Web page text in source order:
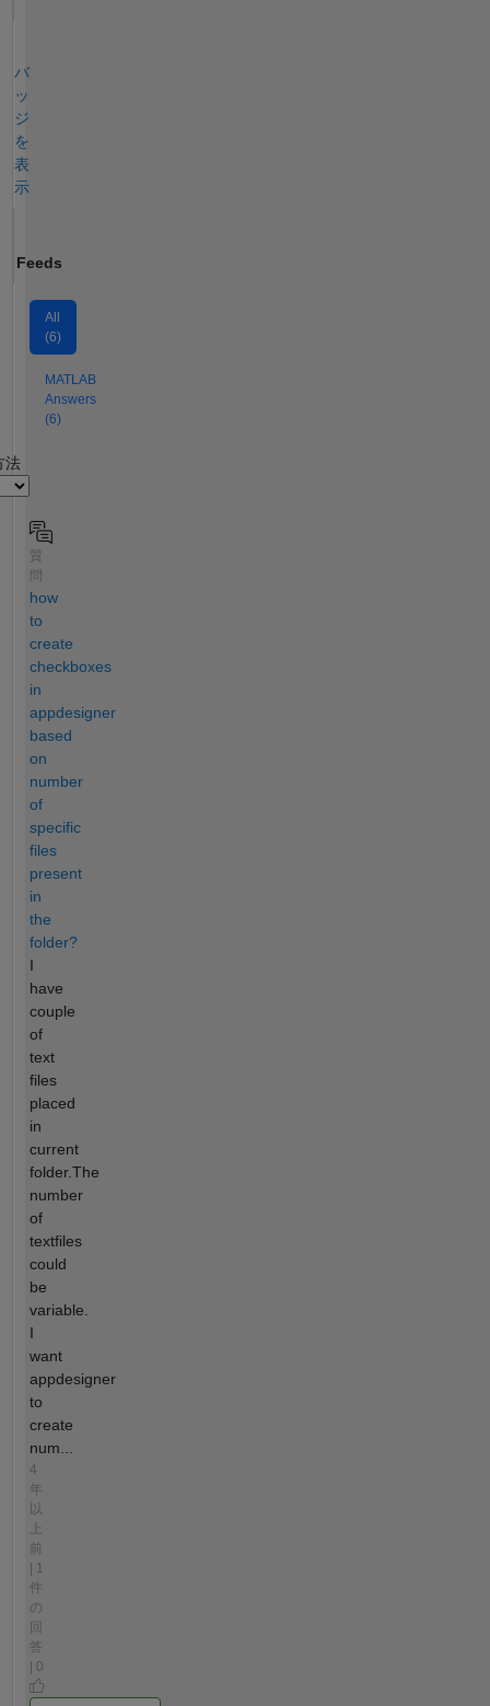
バ
ッ
ジ
を
表
示
Feeds
All
(6)
MATLAB
Answers
(6)
法
質
how
to
create
checkboxes
in
appdesigner
based
on
number
of
specific
files
present
in
the
folder?
I
have
couple
of
text
files
placed
in
current
folder.The
number
of
textfiles
could
be
variable.
I
want
appdesigner
to
create
num...
4
年
以
前
| 1
件
の
回
答
| 0